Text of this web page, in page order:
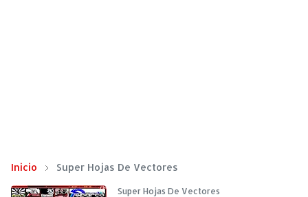
Inicio Super Hojas De Vectores
Super Hojas De Vectores